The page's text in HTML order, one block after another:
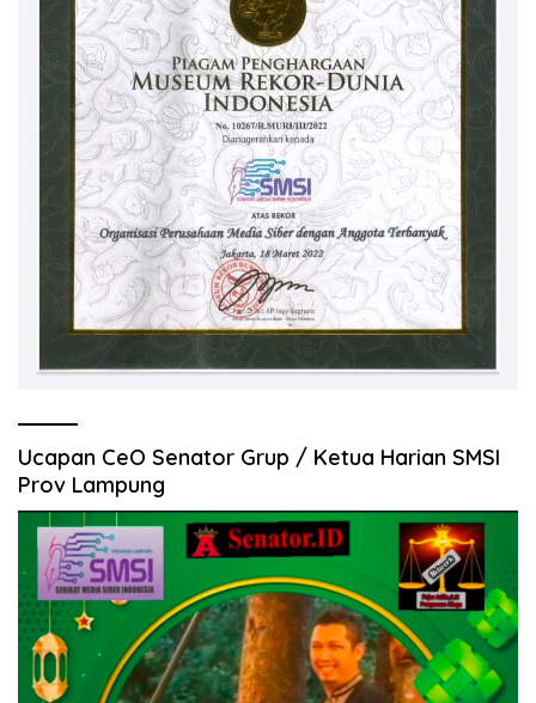
Ucapan CeO Senator Grup / Ketua Harian SMSI
Prov Lampung